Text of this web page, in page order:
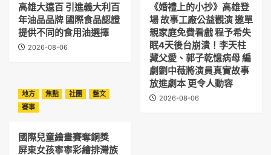
高雄大遠百 引進義大利百
年油品品牌 國際食品認證
提供不同的食用油選擇
2026-08-06
《婚禮上的小抄》高雄登
場 故事工廠公益觀演 邀單
親家庭免費看戲 程予希失
眠4天後台崩潰！李天柱
藏父愛、郭子乾憶病母 編
劇劉中薇將演員真實故事
放進劇本 更令人動容
2026-08-06
地方 焦點 社團
藝文
賽事
國際兒童繪畫賽奪銅獎
屏東女孩寧寧彩繪排灣族